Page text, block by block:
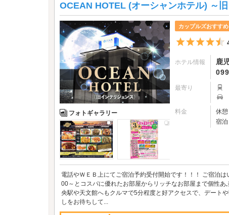
OCEAN HOTEL (オーシャンホテル) ～
フォトギャラリー
カップルズおすすめ
ホテル情報
鹿
最寄り
料金 休憩
宿泊
電話やＷＥＢ上にてご宿泊予約受付開始です！！！ ご宿泊
00～とコスパに優れたお部屋からリッチなお部屋まで個性
央駅や天文館へもクルマで5分程度と好アクセスで、デート
しをお待ちして...